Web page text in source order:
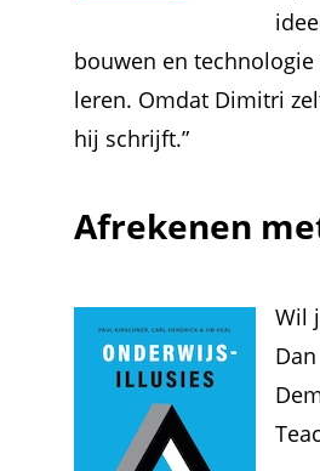
bouwen en
leren. Omdat Dimitri
hij schrijft.”
Afrekenen
Wil